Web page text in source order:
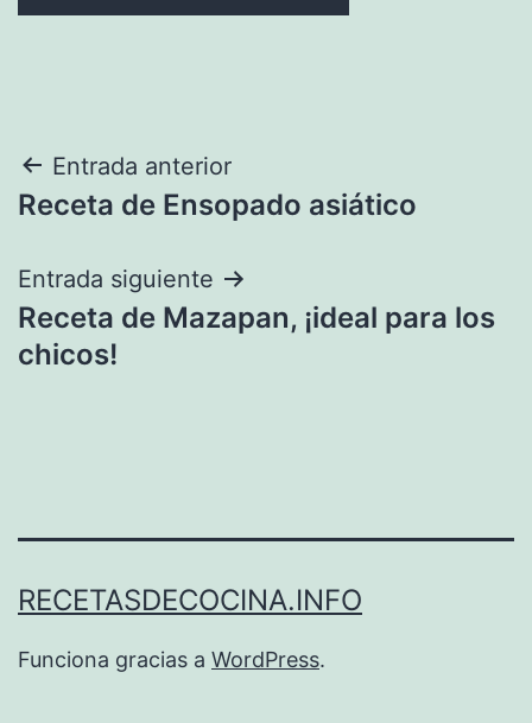
Navegación
de
entradas
Entrada anterior
Receta de Ensopado asiático
Entrada siguiente
Receta de Mazapan, ¡ideal para los
chicos!
RECETASDECOCINA.INFO
Funciona gracias a WordPress.